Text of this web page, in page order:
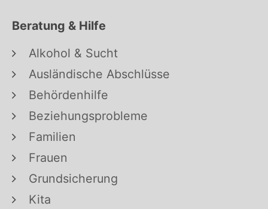
Beratung & Hilfe
Alkohol & Sucht
Ausländische Abschlüsse
Behördenhilfe
Beziehungsprobleme
Familien
Frauen
Grundsicherung
Kita